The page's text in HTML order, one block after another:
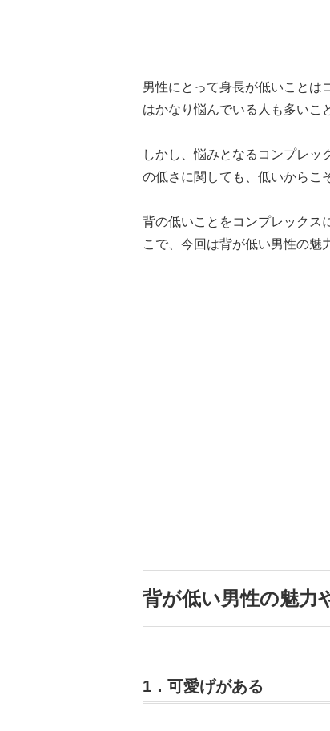
男性にとって身長が低いことは
はかなり悩んでいる人も多いこ
しかし、悩みとなるコンプレッ
の低さに関しても、低いからこ
背の低いことをコンプレックス
こで、今回は背が低い男性の魅
背が低い男性の魅力
1．可愛げがある